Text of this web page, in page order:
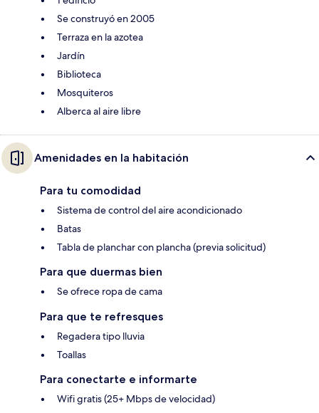
Se construyó en 2005
Terraza en la azotea
Jardín
Biblioteca
Mosquiteros
Alberca al aire libre
Amenidades en la habitación
Para tu comodidad
Sistema de control del aire acondicionado
Batas
Tabla de planchar con plancha (previa solicitud)
Para que duermas bien
Se ofrece ropa de cama
Para que te refresques
Regadera tipo lluvia
Toallas
Para conectarte e informarte
Wifi gratis (25+ Mbps de velocidad)